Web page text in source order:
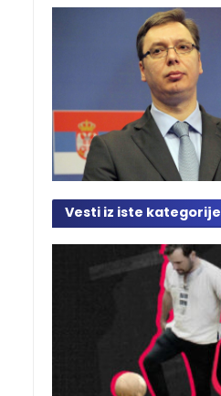
Vesti iz iste kategorije